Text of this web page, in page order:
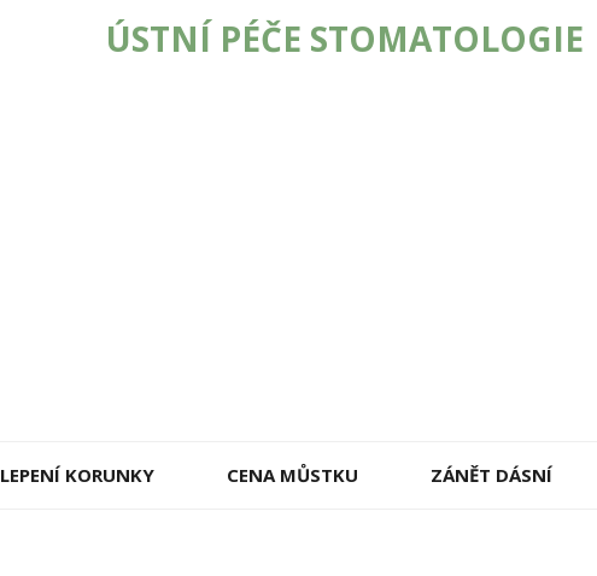
ÚSTNÍ PÉČE STOMATOLOGIE
LEPENÍ KORUNKY CENA MŮSTKU ZÁNĚT DÁSNÍ